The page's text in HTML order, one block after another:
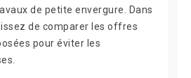
de petite envergure. Dans
de comparer les offres
pour éviter les